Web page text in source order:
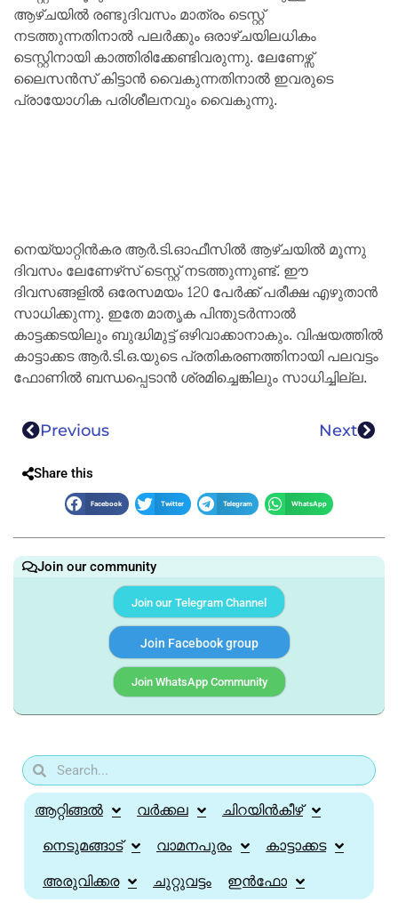
ആഴ്ചയിൽ രണ്ടുദിവസം മാത്രം ടെസ്റ്റ്
നടത്തുന്നതിനാൽ പലർക്കും ഒരാഴ്ചയിലധികം
ടെസ്റ്റിനായി കാത്തിരിക്കേണ്ടിവരുന്നു. ലേണേഴ്സ്
ലൈസൻസ് കിട്ടാൻ വൈകുന്നതിനാൽ ഇവരുടെ
പ്രായോഗിക പരിശീലനവും വൈകുന്നു.
നെയ്യാറ്റിൻകര ആർ.ടി.ഓഫീസിൽ ആഴ്ചയിൽ മൂന്നു
ദിവസം ലേണേഴ്‌സ് ടെസ്റ്റ് നടത്തുന്നുണ്ട്. ഈ
ദിവസങ്ങളിൽ ഒരേസമയം 120 പേർക്ക് പരീക്ഷ എഴുതാൻ
സാധിക്കുന്നു. ഇതേ മാതൃക പിന്തുടർന്നാൽ
കാട്ടക്കടയിലും ബുദ്ധിമുട്ട് ഒഴിവാക്കാനാകും. വിഷയത്തിൽ
കാട്ടാക്കട ആർ.ടി.ഒ.യുടെ പ്രതികരണത്തിനായി പലവട്ടം
ഫോണിൽ ബന്ധപ്പെടാൻ ശ്രമിച്ചെങ്കിലും സാധിച്ചില്ല.
Previous Next
Share this
Facebook Twitter Telegram WhatsApp
Join our community
Join our Telegram Channel
Join Facebook group
Join WhatsApp Community
ആറ്റിങ്ങൽ വർക്കല ചിറയിൻകീഴ്
നെടുമങ്ങാട് വാമനപുരം കാട്ടാക്കട
അരുവിക്കര ചുറ്റുവട്ടം ഇൻഫോ